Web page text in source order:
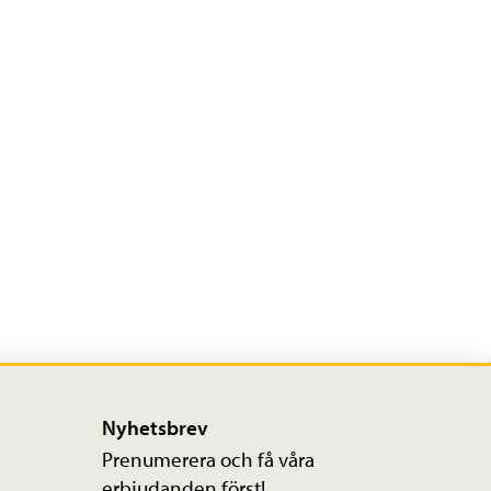
Nyhetsbrev
Prenumerera och få våra